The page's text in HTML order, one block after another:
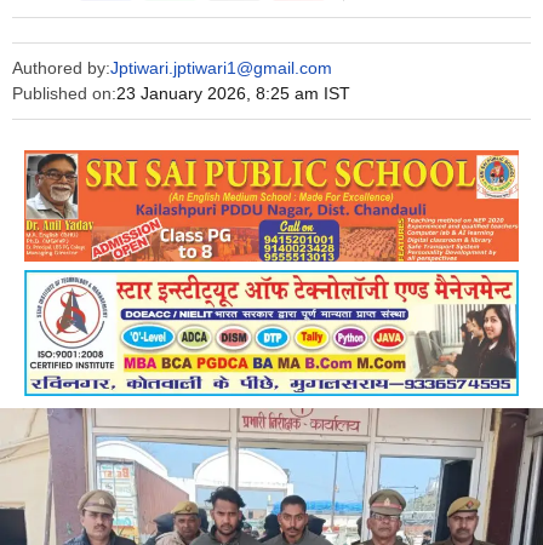
Authored by:Jptiwari.jptiwari1@gmail.com
Published on:23 January 2026, 8:25 am IST